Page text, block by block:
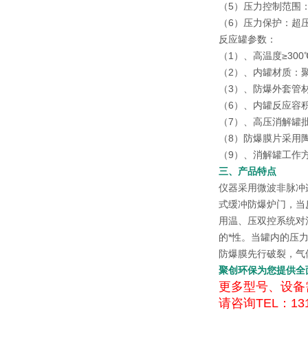
（5）压力控制范
（6）压力保护：
反应罐参数：
（1）、高温度
（2）、内罐材质：
（3）、防爆外套管
（6）、内罐反应容
（7）、高压消解
（8）防爆膜片采
（9）、消解罐工
三、产品特点
仪器采用微波非脉
式缓冲防爆炉门，
用温、压双控系统
的*性。当罐内的压
防爆膜先行破裂，
聚创环保为您提供
更多型号、设
请咨询TEL：